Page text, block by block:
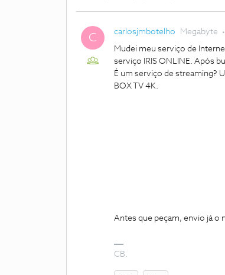
C carlosjmbotelho Megabyte
Mudei meu serviço de
serviço IRIS ONLINE. Após
É um serviço de streaming?
BOX TV 4K.
Antes que peçam, envio já o
CB.